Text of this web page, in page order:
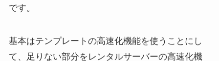
です。
基本はテンプレートの高速化機能を使うことにし
て、足りない部分をレンタルサーバーの高速化機